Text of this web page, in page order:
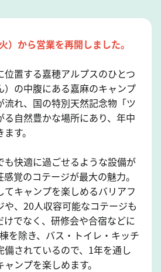
から営業を再開しました。
置する嘉穂アルプスのひとつ
）の中腹にある嘉麻のキャンプ
流れ、国の特別天然記念物「ツ
る自然豊かな場所にあり、年中
す。
も快適に過ごせるような設備が
覚のコテージが最大の魅力。
てキャンプを楽しめるバリアフ
や、20人収容可能なコテージも
けでなく、研修会や合宿などに
を除き、バス・トイレ・キッチ
備されているので、1年を通し
ンプを楽しめます。